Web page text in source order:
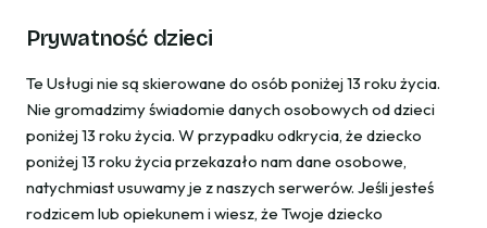
Prywatność dzieci
Te Usługi nie są skierowane do osób poniżej 13 roku życia.
Nie gromadzimy świadomie danych osobowych od dzieci
poniżej 13 roku życia. W przypadku odkrycia, że dziecko
poniżej 13 roku życia przekazało nam dane osobowe,
natychmiast usuwamy je z naszych serwerów. Jeśli jesteś
rodzicem lub opiekunem i wiesz, że Twoje dziecko